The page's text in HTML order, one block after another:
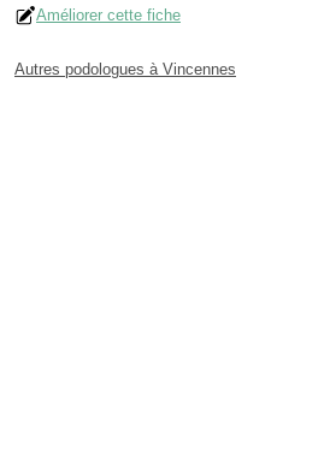
Améliorer cette fiche
Autres podologues à Vincennes